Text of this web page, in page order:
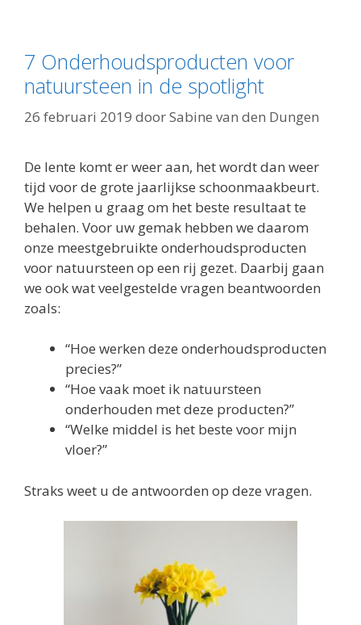
7 Onderhoudsproducten voor
natuursteen in de spotlight
26 februari 2019 doorSabine van den Dungen
De lente komt er weer aan, het wordt dan weer
tijd voor de grote jaarlijkse schoonmaakbeurt.
We helpen u graag om het beste resultaat te
behalen. Voor uw gemak hebben we daarom
onze meestgebruikte onderhoudsproducten
voor natuursteen op een rij gezet. Daarbij gaan
we ook wat veelgestelde vragen beantwoorden
zoals:
“Hoe werken deze onderhoudsproducten
precies?”
“Hoe vaak moet ik natuursteen
onderhouden met deze producten?”
“Welke middel is het beste voor mijn
vloer?”
Straks weet u de antwoorden op deze vragen.